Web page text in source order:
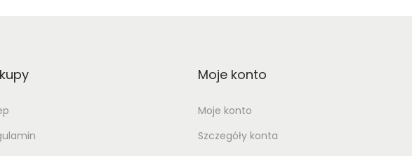
Moje konto
Moje konto
Szczegóły konta